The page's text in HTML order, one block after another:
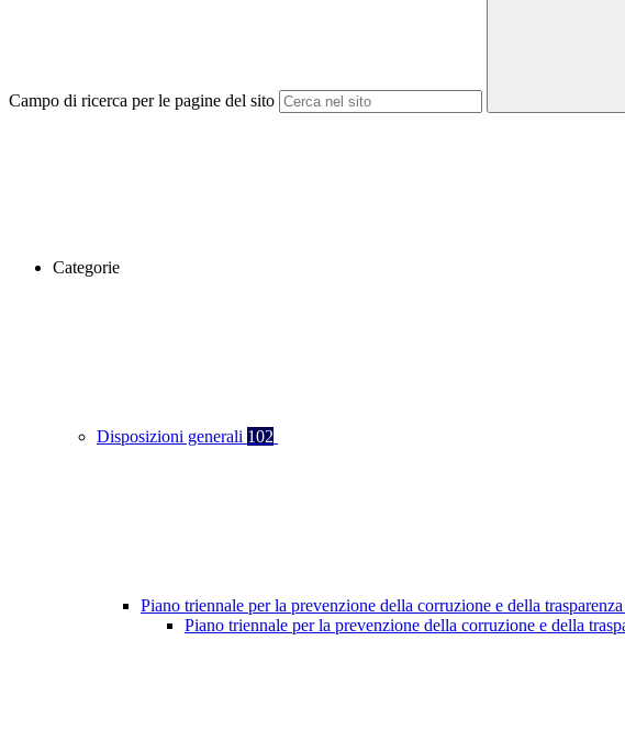
Campo di ricerca per le pagine del sito
Categorie
Disposizioni generali 102
Piano triennale per la prevenzione della corruzione e della trasparenza
Piano triennale per la prevenzione della corruzione e della